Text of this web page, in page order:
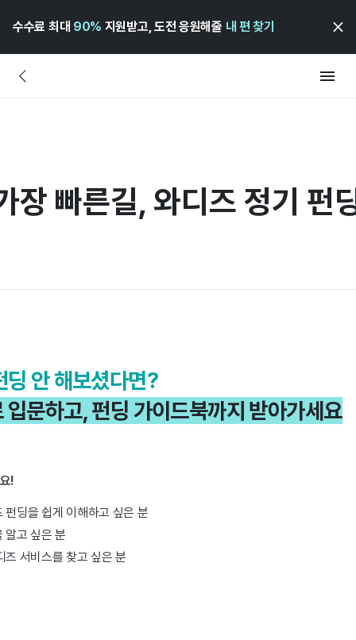
수수료 최대 90% 지원받고, 도전 응원해줄 내 편 찾기
빠른길, 와디즈 정기 펀
딩 안 해보셨다면?
입문하고, 펀딩 가이드북까지 받아가세요
!
펀딩을 쉽게 이해하고 싶은 분
알고 싶은 분
즈 서비스를 찾고 싶은 분